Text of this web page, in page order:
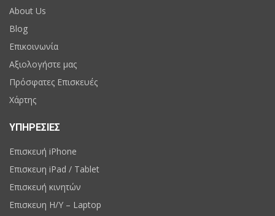
About Us
Blog
Επικοινωνία
Αξιολογήστε μας
Πρόσφατες Επισκευές
Χάρτης
ΥΠΗΡΕΣΙΕΣ
Επισκευή iPhone
Επισκευη iPad / Tablet
Επισκευή κινητών
Επισκευη H/Y – Laptop